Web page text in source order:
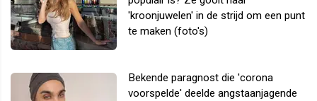
'kroonjuwelen' in de strijd om een punt
te maken (foto's)
Bekende paragnost die 'corona
voorspelde' deelde angstaanjagende